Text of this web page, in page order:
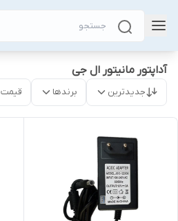
آداپتور مانیتور ال جی
جدیدترین برندها قیمت